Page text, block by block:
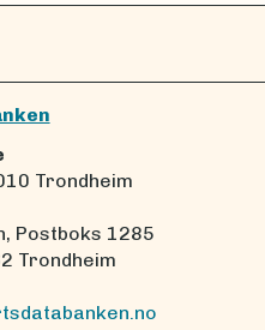
Trondheim
Postboks 1285
Trondheim